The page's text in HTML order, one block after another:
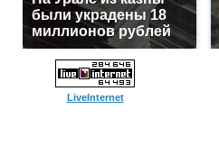
были украдены 18
миллионов рублей
LiveInternet